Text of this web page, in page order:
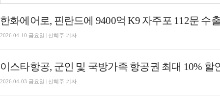
한화에어로, 핀란드에 9400억 K9 자주포 112문 수
2026-04-10 금요일 | 신혜주 기자
이스타항공, 군인 및 국방가족 항공권 최대 10% 할
2026-04-03 금요일 | 신혜주 기자